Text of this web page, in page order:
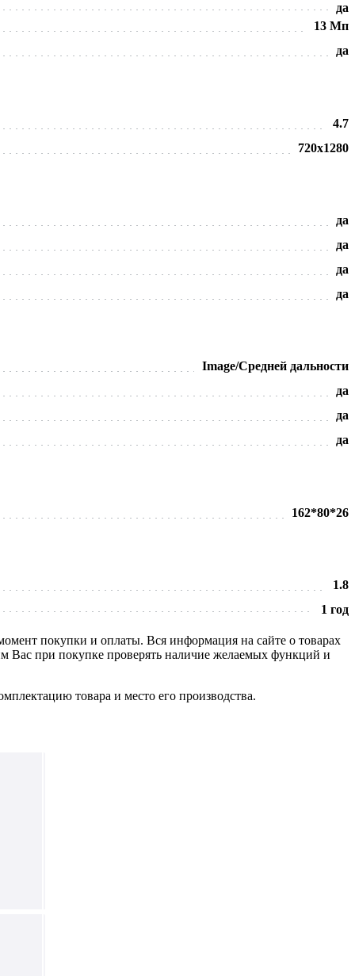
да
13 Мп
да
4.7
720х1280
да
да
да
да
Image/Средней дальности
да
да
да
162*80*26
1.8
1 год
покупки и оплаты. Вся информация на сайте о товарах
Вас при покупке проверять наличие желаемых функций и
товара и место его производства.